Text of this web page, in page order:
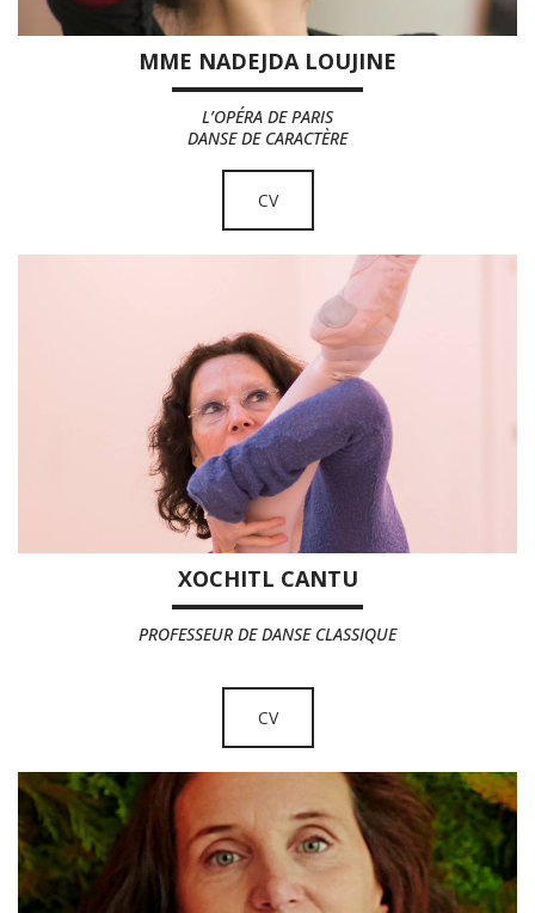
MME NADEJDA LOUJINE
L’OPÉRA DE PARIS
DANSE DE CARACTÈRE
CV
XOCHITL CANTU
PROFESSEUR DE DANSE CLASSIQUE
CV